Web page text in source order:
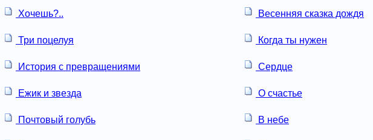
Хочешь?.. Весенняя сказка дождя
Три поцелуя Когда ты нужен
История с превращениями Сердце
Ежик и звезда О счастье
Почтовый голубь В небе